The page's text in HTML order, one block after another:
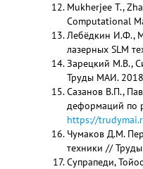
Mukherjee T.,
Computational
Лебёдкин И.Ф.,
лазерных SLM
Зарецкий М.В.,
Труды МАИ.
Сазанов В.П.,
деформаций по
https://
Чумаков Д.М.
техники //
Супрапеди,